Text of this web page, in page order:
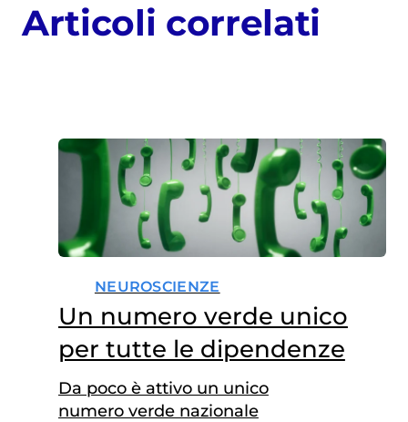
Articoli correlati
NEUROSCIENZE
Un numero verde unico
per tutte le dipendenze
Da poco è attivo un unico
numero verde nazionale